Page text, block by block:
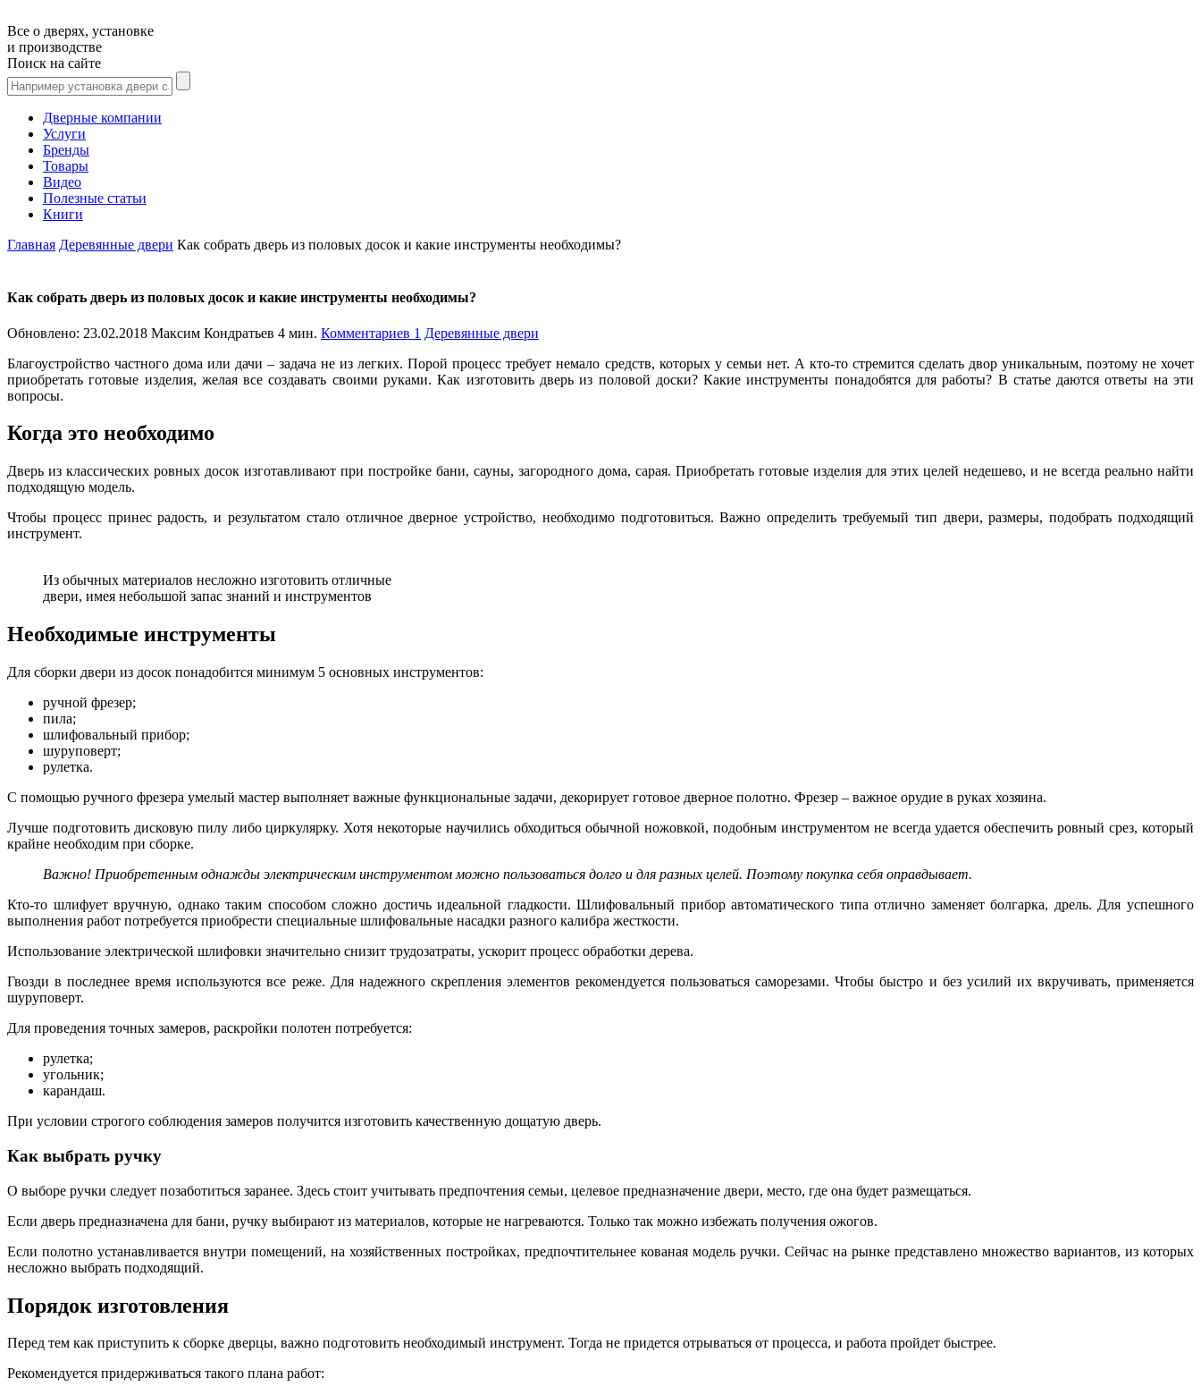
Все о дверях, установке
и производстве
Поиск на сайте
Дверные компании
Услуги
Бренды
Товары
Видео
Полезные статьи
Книги
Главная Деревянные двери Как собрать дверь из половых досок и какие инструменты необходимы?
Как собрать дверь из половых досок и какие инструменты необходимы?
Обновлено: 23.02.2018 Максим Кондратьев 4 мин. Комментариев 1 Деревянные двери
Благоустройство частного дома или дачи – задача не из легких. Порой процесс требует немало средств, которых у семьи нет. А кто-то стремится сделать двор уникальным, поэтому не хочет
приобретать готовые изделия, желая все создавать своими руками. Как изготовить дверь из половой доски? Какие инструменты понадобятся для работы? В статье даются ответы на эти
вопросы.
Когда это необходимо
Дверь из классических ровных досок изготавливают при постройке бани, сауны, загородного дома, сарая. Приобретать готовые изделия для этих целей недешево, и не всегда реально найти
подходящую модель.
Чтобы процесс принес радость, и результатом стало отличное дверное устройство, необходимо подготовиться. Важно определить требуемый тип двери, размеры, подобрать подходящий
инструмент.
Из обычных материалов несложно изготовить отличные
двери, имея небольшой запас знаний и инструментов
Необходимые инструменты
Для сборки двери из досок понадобится минимум 5 основных инструментов:
ручной фрезер;
пила;
шлифовальный прибор;
шуруповерт;
рулетка.
С помощью ручного фрезера умелый мастер выполняет важные функциональные задачи, декорирует готовое дверное полотно. Фрезер – важное орудие в руках хозяина.
Лучше подготовить дисковую пилу либо циркулярку. Хотя некоторые научились обходиться обычной ножовкой, подобным инструментом не всегда удается обеспечить ровный срез, который
крайне необходим при сборке.
Важно! Приобретенным однажды электрическим инструментом можно пользоваться долго и для разных целей. Поэтому покупка себя оправдывает.
Кто-то шлифует вручную, однако таким способом сложно достичь идеальной гладкости. Шлифовальный прибор автоматического типа отлично заменяет болгарка, дрель. Для успешного
выполнения работ потребуется приобрести специальные шлифовальные насадки разного калибра жесткости.
Использование электрической шлифовки значительно снизит трудозатраты, ускорит процесс обработки дерева.
Гвозди в последнее время используются все реже. Для надежного скрепления элементов рекомендуется пользоваться саморезами. Чтобы быстро и без усилий их вкручивать, применяется
шуруповерт.
Для проведения точных замеров, раскройки полотен потребуется:
рулетка;
угольник;
карандаш.
При условии строгого соблюдения замеров получится изготовить качественную дощатую дверь.
Как выбрать ручку
О выборе ручки следует позаботиться заранее. Здесь стоит учитывать предпочтения семьи, целевое предназначение двери, место, где она будет размещаться.
Если дверь предназначена для бани, ручку выбирают из материалов, которые не нагреваются. Только так можно избежать получения ожогов.
Если полотно устанавливается внутри помещений, на хозяйственных постройках, предпочтительнее кованая модель ручки. Сейчас на рынке представлено множество вариантов, из которых
несложно выбрать подходящий.
Порядок изготовления
Перед тем как приступить к сборке дверцы, важно подготовить необходимый инструмент. Тогда не придется отрываться от процесса, и работа пройдет быстрее.
Рекомендуется придерживаться такого плана работ: